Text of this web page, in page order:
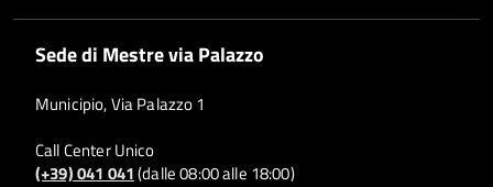
Sede di Mestre via Palazzo
Municipio, Via Palazzo 1
Call Center Unico
(+39) 041 041(dalle 08:00 alle 18:00)